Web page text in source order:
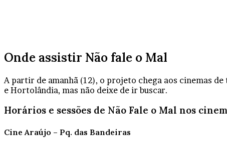
Onde assistir Não fale o Mal
A partir de amanhã (12), o projeto chega aos cinemas de
e Hortolândia, mas não deixe de ir buscar.
Horários e sessões de Não Fale o Mal nos
Cine Araújo – Pq. das Bandeiras